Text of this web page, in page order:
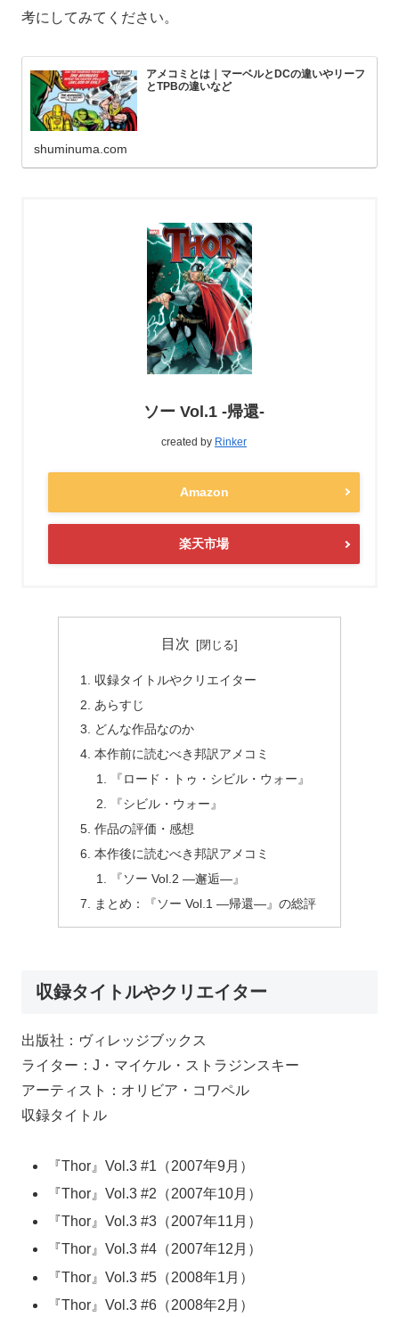
考にしてみてください。
アメコミとは｜マーベルとDCの違いやリーフ
とTPBの違いなど
shuminuma.com
ソー Vol.1 -帰還-
created by Rinker
Amazon
楽天市場
目次
収録タイトルやクリエイター
あらすじ
どんな作品なのか
本作前に読むべき邦訳アメコミ
『ロード・トゥ・シビル・ウォー』
『シビル・ウォー』
作品の評価・感想
本作後に読むべき邦訳アメコミ
『ソー Vol.2 ―邂逅―』
まとめ：『ソー Vol.1 ―帰還―』の総評
収録タイトルやクリエイター
出版社：ヴィレッジブックス
ライター：J・マイケル・ストラジンスキー
アーティスト：オリビア・コワペル
収録タイトル
『Thor』Vol.3 #1（2007年9月）
『Thor』Vol.3 #2（2007年10月）
『Thor』Vol.3 #3（2007年11月）
『Thor』Vol.3 #4（2007年12月）
『Thor』Vol.3 #5（2008年1月）
『Thor』Vol.3 #6（2008年2月）